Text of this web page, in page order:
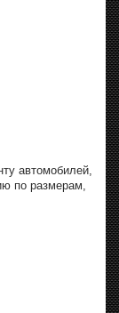
автомобилей,
по размерам,